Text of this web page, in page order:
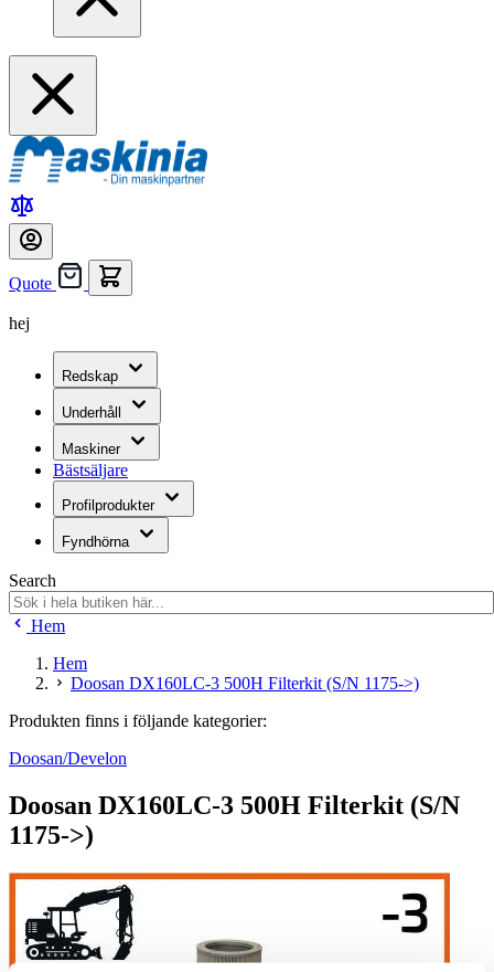
Quote
hej
Redskap
Underhåll
Maskiner
Bästsäljare
Profilprodukter
Fyndhörna
Search
Hem
Hem
Doosan DX160LC-3 500H Filterkit (S/N 1175->)
Produkten finns i följande kategorier:
Doosan/Develon
Doosan DX160LC-3 500H Filterkit (S/N
1175->)